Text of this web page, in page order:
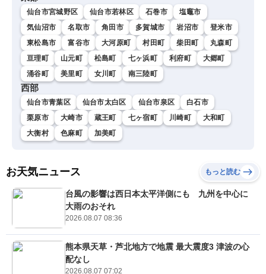
仙台市宮城野区 仙台市若林区 石巻市
塩竈市
気仙沼市
名取市 角田市 多賀城市 岩沼市
登米市
東松島市
富谷市 大河原町 村田町 柴田町
丸森町
亘理町
山元町 松島町 七ヶ浜町 利府町
大郷町
涌谷町
美里町 女川町 南三陸町
西部
仙台市青葉区 仙台市太白区 仙台市泉区
白石市
栗原市
大崎市 蔵王町 七ヶ宿町 川崎町
大和町
大衡村
色麻町 加美町
お天気ニュース もっと読む
台風の影響は西日本太平洋側にも 九州を中心に
大雨のおそれ
2026.08.07 08:36
熊本県天草・芦北地方で地震 最大震度3 津波の心
配なし
2026.08.07 07:02